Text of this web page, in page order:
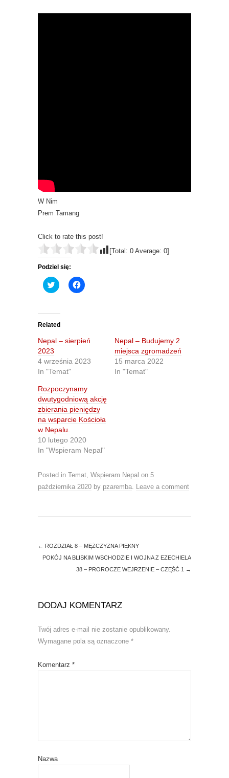
W Nim
Prem Tamang
Click to rate this post!
[Total: 0 Average: 0]
Podziel się:
C
l
t
o
s
h
a
o
n
T
i
t
t
e
r
(
O
p
e
n
n
e
w
d
C
l
h
a
e
o
c
e
b
o
o
k
O
p
e
n
n
e
n
Related
Nepal – sierpień
2023
4 września 2023
In "Temat"
Nepal – Budujemy 2
miejsca zgromadzeń
15 marca 2022
In "Temat"
Rozpoczynamy
dwutygodniową akcję
zbierania pieniędzy
na wsparcie Kościoła
w Nepalu.
10 lutego 2020
In "Wspieram Nepal"
Posted in Temat Wspieram Nepal on 5
października 2020 by pzaremba Leave a comment
← ROZDZIAŁ 8 – MĘŻCZYZNA PIĘKNY
POKÓJ NA BLISKIM WSCHODZIE I WOJNA Z EZECHIELA
38 – PROROCZE WEJRZENIE – CZĘŚĆ 1 →
DODAJ KOMENTARZ
Twój adres e-mail nie zostanie opublikowany.
Wymagane pola są oznaczone *
Komentarz *
Nazwa